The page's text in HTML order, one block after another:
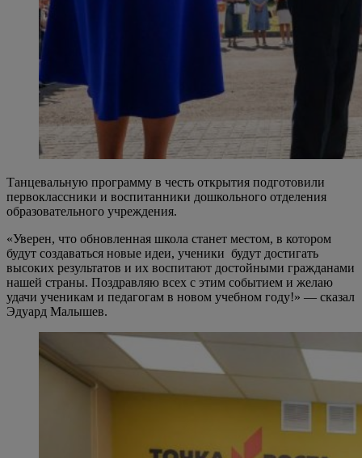
Танцевальную программу в честь открытия подготовили
первоклассники и воспитанники дошкольного отделения
образовательного учреждения.
«Уверен, что обновленная школа станет местом, в котором
будут создаваться новые идеи, ученики будут достигать
высоких результатов и их воспитают достойными гражданами
нашей страны. Поздравляю всех с этим событием и желаю
удачи ученикам и педагогам в новом учебном году!» — сказал
Эдуард Малышев.